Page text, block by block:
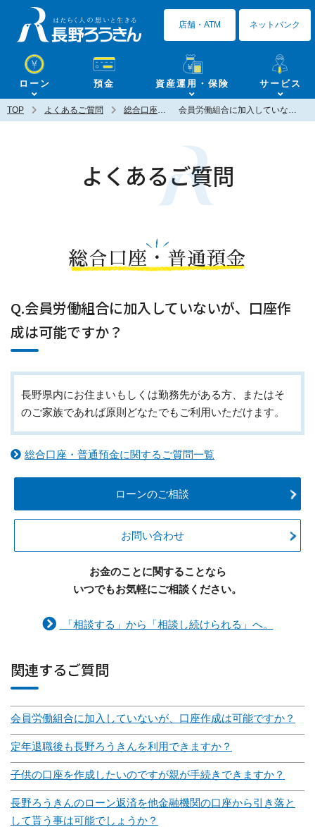
ローン 預金 資産運用・保険 サービス
店舗・ATM ネットバンク
TOP よくあるご質問 総合口座・普通預金 会員労働組合に加入していないが、口座作成は可能ですか？
よくあるご質問
総合口座・普通預金
Q.会員労働組合に加入していないが、口座作
成は可能ですか？
長野県内にお住まいもしくは勤務先がある方、またはそ
のご家族であれば原則どなたでもご利用いただけます。
総合口座・普通預金に関するご質問一覧
ローンのご相談
お問い合わせ
お金のことに関することなら
いつでもお気軽にご相談ください。
「相談する」から「相談し続けられる」へ。
関連するご質問
会員労働組合に加入していないが、口座作成は可能ですか？
定年退職後も長野ろうきんを利用できますか？
子供の口座を作成したいのですが親が手続きできますか？
長野ろうきんのローン返済を他金融機関の口座から引き落と
して貰う事は可能でしょうか？